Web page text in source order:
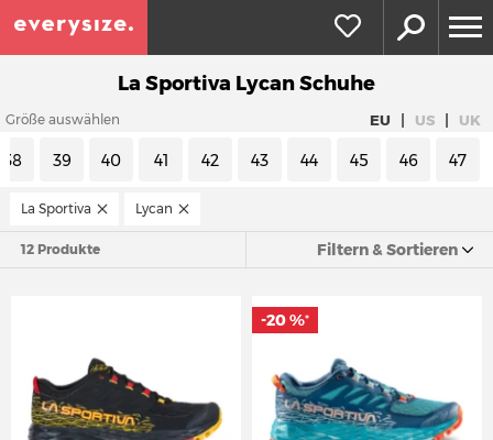
La Sportiva Lycan Schuhe
Größe auswählen EU | US | UK
38 39 40 41 42 43 44 45 46 47
La Sportiva Lycan
12 Produkte Filtern & Sortieren
-20 %*